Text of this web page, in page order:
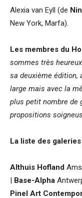
Alexia van Eyll (de
New York, Marfa).
Les membres du
sommes très
sa deuxième édition,
large mais avec la
plus petit nombre de
propositions
La liste des
Althuis Hofland
| Base-Alpha
Pinel Art